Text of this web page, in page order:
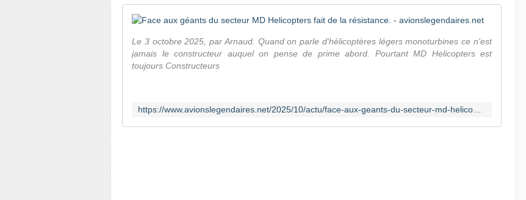
Le 3 octobre 2025, par Arnaud. Quand on parle d'hélicoptères légers monoturbines ce n'est
jamais le constructeur auquel on pense de prime abord. Pourtant MD Helicopters est
toujours Constructeurs